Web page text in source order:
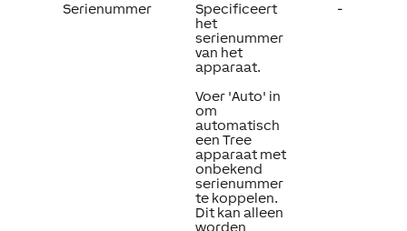
Serienummer
Specificeert
het
serienummer
van het
apparaat.
Voer 'Auto' in
om
automatisch
een Tree
apparaat met
onbekend
serienummer
te koppelen.
Dit kan alleen
worden
-